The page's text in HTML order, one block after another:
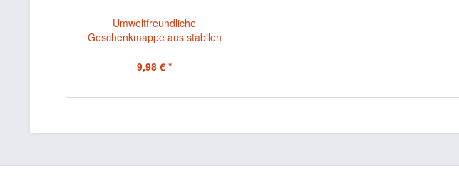
Umweltfreundliche
Geschenkmappe aus stabilen
9,98 € *